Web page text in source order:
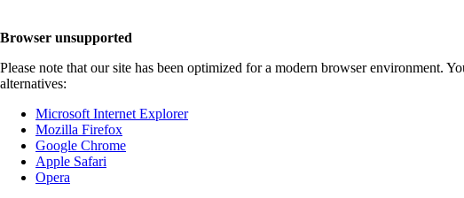
Browser unsupported
Please note that our site has been optimized for a modern browser environment.
alternatives:
Microsoft Internet Explorer
Mozilla Firefox
Google Chrome
Apple Safari
Opera